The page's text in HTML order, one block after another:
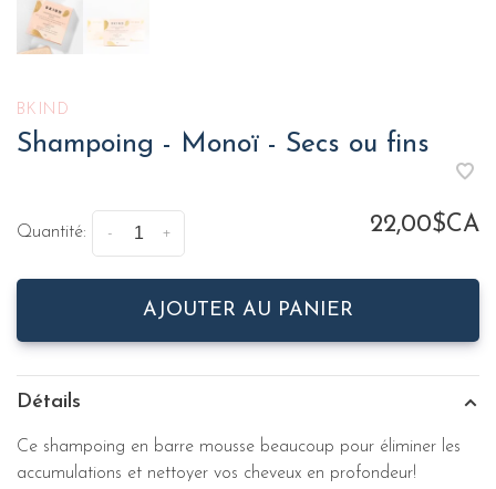
BKIND
Shampoing - Monoï - Secs ou fins
Quantité: +
- 22,00$CA
AJOUTER AU PANIER
Détails
Ce shampoing en barre mousse beaucoup pour éliminer les
accumulations et nettoyer vos cheveux en profondeur!